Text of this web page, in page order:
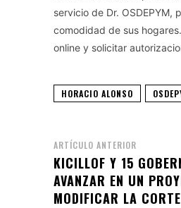
servicio de Dr.
comodidad de sus
online y solicitar
HORACIO ALONSO
ARTÍCULO ANTERIOR
KICILLOF Y 15
AVANZAR EN UN
MODIFICAR LA